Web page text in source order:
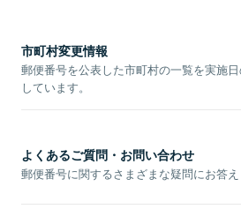
市町村変更情報
郵便番号を公表した市町村の一覧を実施
しています。
よくあるご質問・お問い合わせ
郵便番号に関するさまざまな疑問にお答え